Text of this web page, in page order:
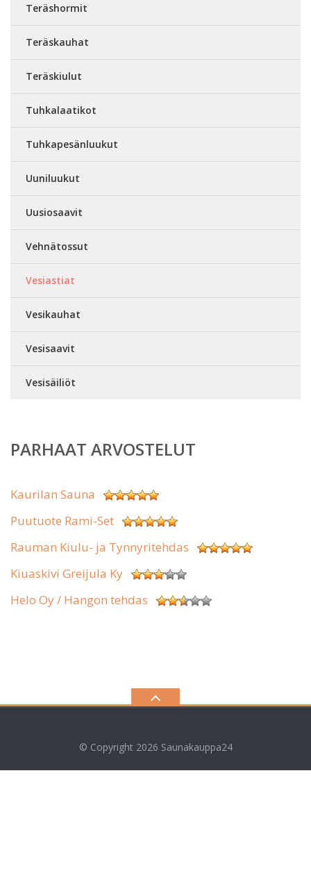
Teräshormit
Teräskauhat
Teräskiulut
Tuhkalaatikot
Tuhkapesänluukut
Uuniluukut
Uusiosaavit
Vehnätossut
Vesiastiat
Vesikauhat
Vesisaavit
Vesisäiliöt
PARHAAT ARVOSTELUT
Kaurilan Sauna
Puutuote Rami-Set
Rauman Kiulu- ja Tynnyritehdas
Kiuaskivi Greijula Ky
Helo Oy / Hangon tehdas
© Copyright 2026 Saunakauppa24